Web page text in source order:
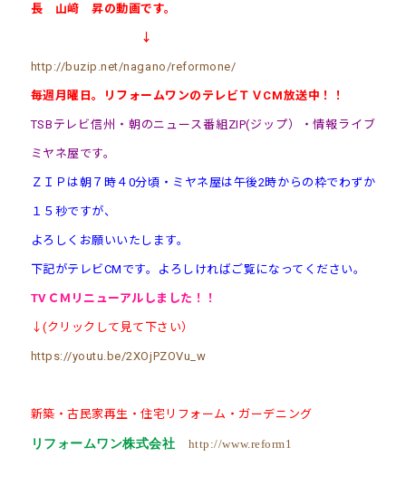
長 山﨑 昇の動画です。
↓
http://buzip.net/nagano/reformone/
毎週月曜日。リフォームワンのテレビＴＶCM放送中！！
TSBテレビ信州・朝のニュース番組ZIP(ジップ）・情報ライブ
ミヤネ屋です。
ＺＩＰは朝７時４0分頃・ミヤネ屋は午後2時からの枠でわずか
１５秒ですが、
よろしくお願いいたします。
下記がテレビCMです。よろしければご覧になってください。
TVＣＭ リニューアル しました！！
↓(クリックして見て下さい）
https://youtu.be/2XOjPZOVu_w
新築・古民家再生・住宅リフォーム・ガーデニング
リフォームワン株式会社 http://www.reform1